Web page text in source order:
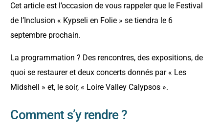
Cet article est l’occasion de vous rappeler que le Festival
de l’Inclusion « Kypseli en Folie » se tiendra le 6
septembre prochain.
La programmation ? Des rencontres, des expositions, de
quoi se restaurer et deux concerts donnés par « Les
Midshell » et, le soir, « Loire Valley Calypsos ».
Comment s’y rendre ?